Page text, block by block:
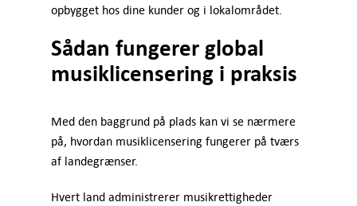
opbygget hos dine kunder og i lokalområdet.
Sådan fungerer global
musiklicensering i praksis
Med den baggrund på plads kan vi se nærmere
på, hvordan musiklicensering fungerer på tværs
af landegrænser.
Hvert land administrerer musikrettigheder